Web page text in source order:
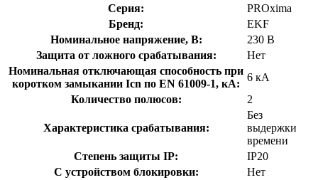
Серия:
PROxima
Бренд:
EKF
Номинальное напряжение, В:
230 В
Защита от ложного срабатывания:
Нет
Номинальная отключающая способность при
коротком замыкании Icn по EN 61009-1, кА:
6 кА
Количество полюсов:
2
Характеристика срабатывания:
Без
выдержки
времени
Степень защиты IP:
IP20
С устройством блокировки:
Нет